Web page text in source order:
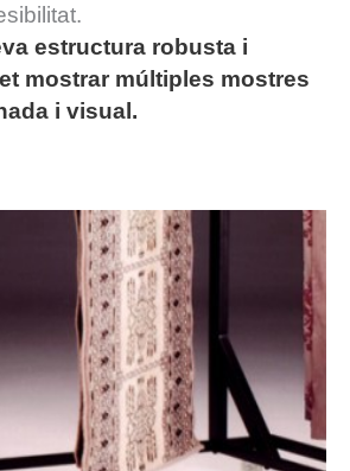
estructura robusta i
mostrar múltiples mostres
i visual.